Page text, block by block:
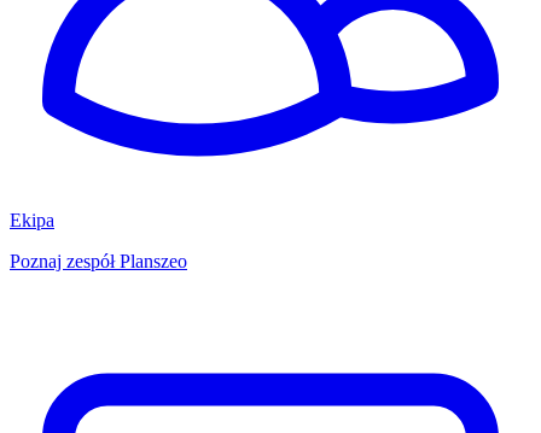
Ekipa
Poznaj zespół Planszeo